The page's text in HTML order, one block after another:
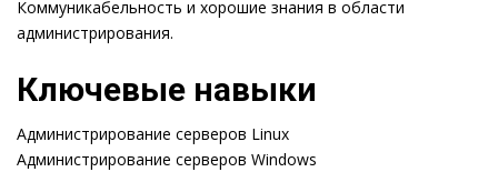
Коммуникабельность и хорошие знания в области
администрирования.
Ключевые навыки
Администрирование серверов Linux
Администрирование серверов Windows